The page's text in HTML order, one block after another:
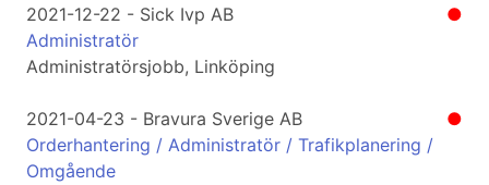
●
2021-12-22 - Sick Ivp AB
Administratör
Administratörsjobb, Linköping
●
2021-04-23 - Bravura Sverige AB
Orderhantering / Administratör / Trafikplanering /
Omgående